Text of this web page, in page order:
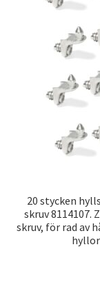
20 stycken
skruv
skruv, för rad av
hyllor